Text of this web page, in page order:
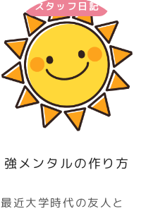
スタッフ日記
強メンタルの作り方
最近大学時代の友人と